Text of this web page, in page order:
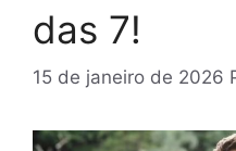
das 7!
15 de janeiro de 2026